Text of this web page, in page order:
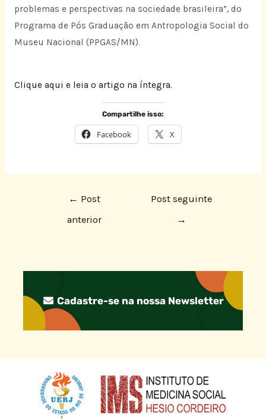
problemas e perspectivas na sociedade brasileira”, do
Programa de Pós Graduação em Antropologia Social do
Museu Nacional (PPGAS/MN).
Clique aqui e leia o artigo na íntegra.
Compartilhe isso:
Facebook X
← Post
anterior
Post seguinte
→
Cadastre-se na nossa Newsletter